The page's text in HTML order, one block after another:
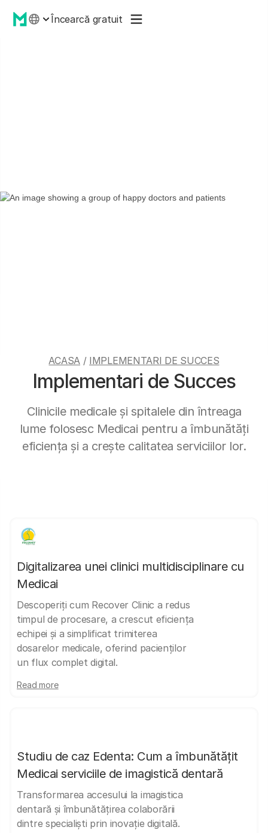
Încearcă gratuit
ACASA/ IMPLEMENTARI DE SUCCES
Implementari de Succes
Clinicile medicale și spitalele din întreaga
lume folosesc Medicai pentru a îmbunătăți
eficiența și a crește calitatea serviciilor lor.
Digitalizarea unei clinici multidisciplinare cu
Medicai
Descoperiți cum Recover Clinic a redus
timpul de procesare, a crescut eficiența
echipei și a simplificat trimiterea
dosarelor medicale, oferind pacienților
un flux complet digital.
Read more
Studiu de caz Edenta: Cum a îmbunătățit
Medicai serviciile de imagistică dentară
Transformarea accesului la imagistica
dentară și îmbunătățirea colaborării
dintre specialiști prin inovație digitală.